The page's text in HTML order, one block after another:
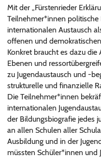
Mit der „Fürstenrieder
Teilnehmer*innen
internationalen Austausch
offenen und
Konkret braucht es dazu
Ebenen und
zu Jugendaustausch und -
strukturelle und finanzielle
Die Teilnehmer*innen
internationalen
der Bildungsbiografie jedes
an allen Schulen aller
Ausbildung und in der
müssten Schüler*innen und